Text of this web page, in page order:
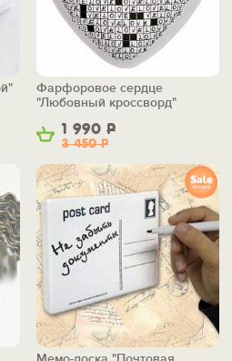
1 990 Р
3 450Р
Фарфоровое сердце
"Любовный кроссворд"